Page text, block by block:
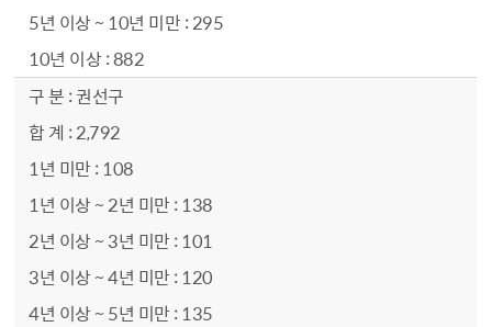
295
882
권선구
2,792
108
138
101
120
135